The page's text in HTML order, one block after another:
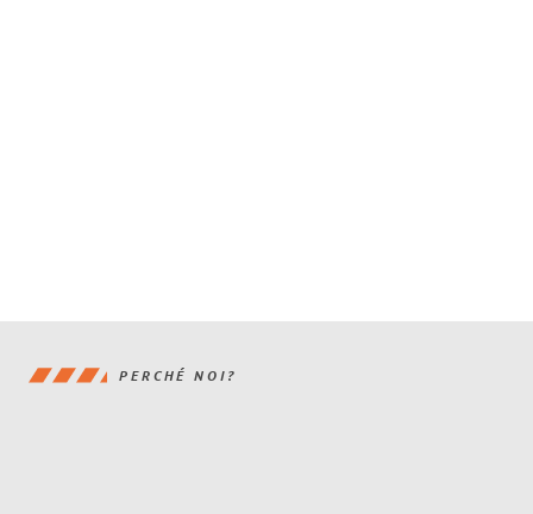
PERCHÉ NOI?